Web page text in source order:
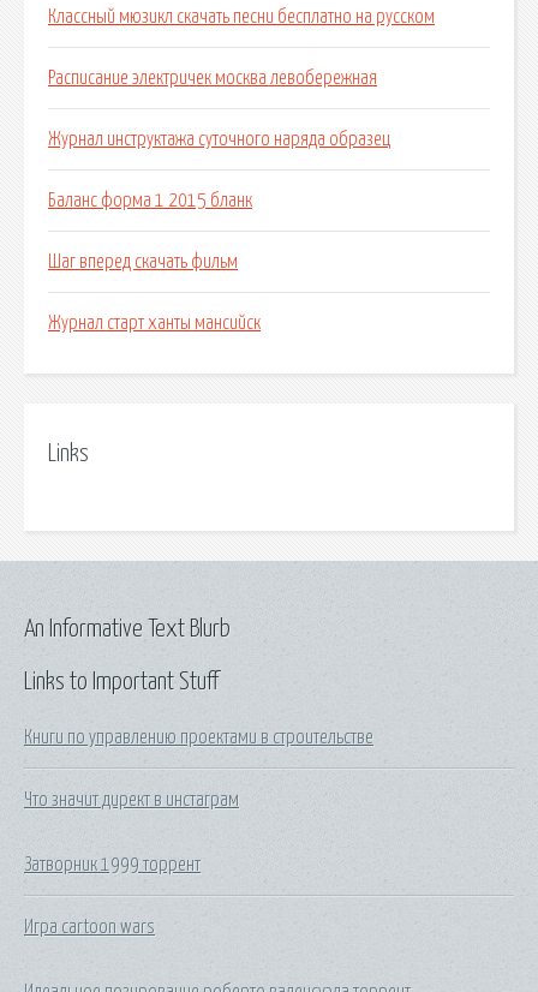
Классный мюзикл скачать песни бесплатно на русском
Расписание электричек москва левобережная
Журнал инструктажа суточного наряда образец
Баланс форма 1 2015 бланк
Шаг вперед скачать фильм
Журнал старт ханты мансийск
Links
Links to Important Stuff
Книги по управлению проектами в строительстве
Что значит директ в инстаграм
Затворник 1999 торрент
Игра cartoon wars
An Informative Text Blurb